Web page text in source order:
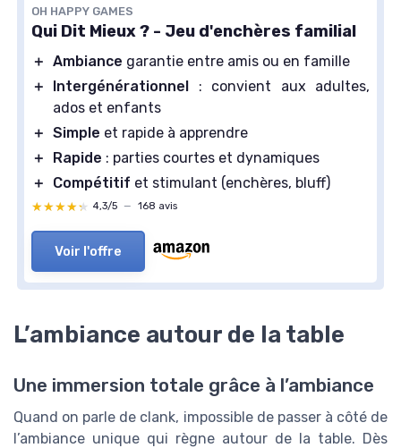
OH HAPPY GAMES
Qui Dit Mieux ? - Jeu d'enchères familial
＋ Ambiance garantie entre amis ou en famille
＋
Intergénérationnel : convient aux adultes,
ados et enfants
＋ Simple et rapide à apprendre
＋
Rapide : parties courtes et dynamiques
＋
Compétitif et stimulant (enchères, bluff)
★★★★★
★★★★★ 4,3/5 — 168 avis
Voir l'offre
L’ambiance autour de la table
Une immersion totale grâce à l’ambiance
Quand on parle de clank, impossible de passer à côté de
l’ambiance unique qui règne autour de la table. Dès